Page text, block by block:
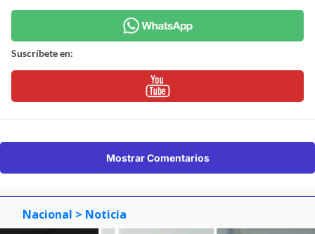
Suscríbete en:
Mostrar Comentarios
Nacional > Noticia